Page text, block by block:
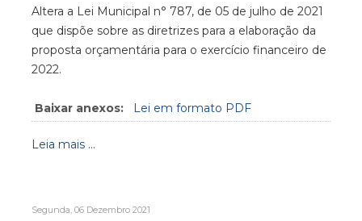
Altera a Lei Municipal n° 787, de 05 de julho de 2021
que dispõe sobre as diretrizes para a elaboração da
proposta orçamentária para o exercício financeiro de
2022.
Baixar anexos: Lei em formato PDF
Leia mais ...
Segunda, 06 Dezembro 2021